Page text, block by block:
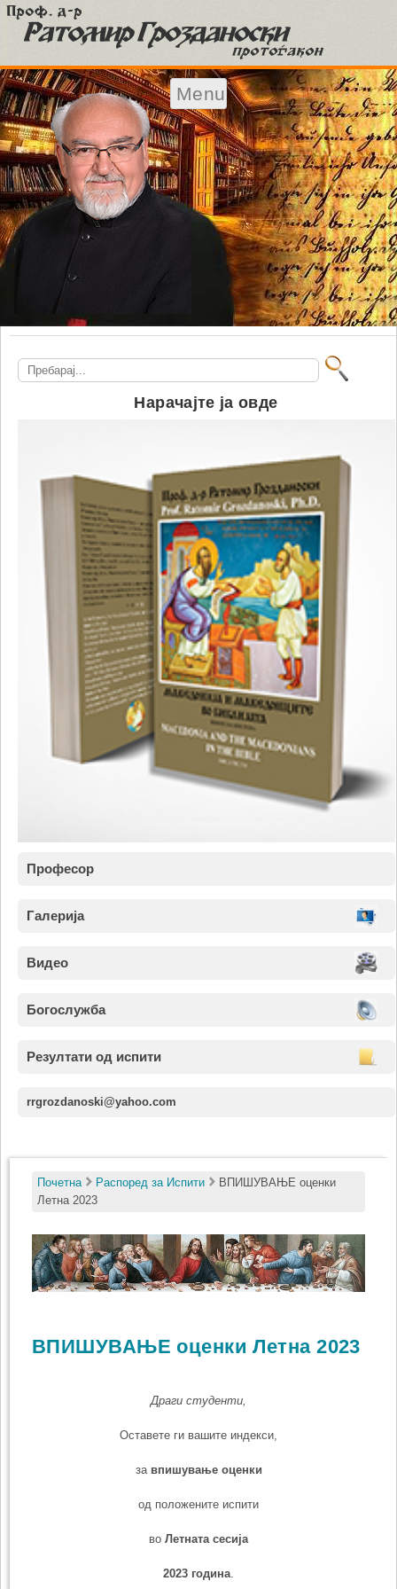
Menu
Skip to content
Search
for:
Нарачајте ја овде
Професор
Галерија
Видео
Богослужба
Резултати од испити
rrgrozdanoski@yahoo.com
Почетна Распоред за Испити
ВПИШУВАЊЕ оценки
Летна 2023
ВПИШУВАЊЕ оценки Летна 2023
Драги студенти,
Оставете ги вашите индекси,
за впишување оценки
од положените испити
во Летната сесија
2023 година